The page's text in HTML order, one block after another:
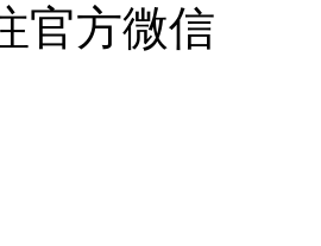
官方微信